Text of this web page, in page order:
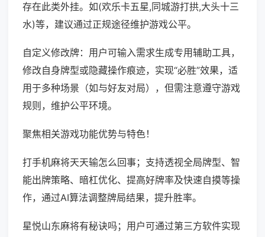
存在此类外挂。如(欢乐卡五星,同城游打拱,大头十三
水)等，建议通过正规途径维护游戏公平。
自定义修改牌：用户可输入需求生成专用辅助工具，
修改自身牌型或隐藏操作痕迹，实现“必胜”效果，适
用于多种场景（如与好友对局），但需注意遵守游戏
规则，维护公平环境。
聚焦相关游戏功能优势与特色！
打手机麻将天天输怎么回事；支持透视全局牌型、智
能出牌策略、暗杠优化、提高好牌率及快速自摸等操
作，通过AI算法调整牌局结果，提升胜率。
星悦山东麻将有秘诀吗；用户可通过第三方软件实现